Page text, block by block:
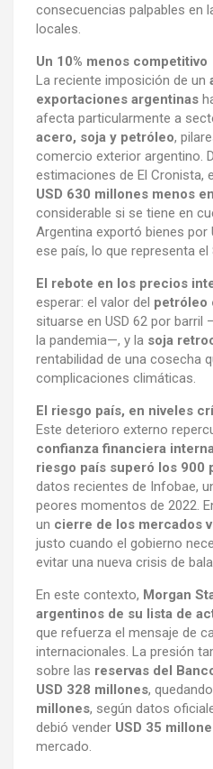
consecuencias palpables en
locales.
Un 10% menos competitivo
La reciente imposición de un
exportaciones argentinas
afecta particularmente a
acero, soja y petróleo,
comercio exterior argentino.
estimaciones de El Cronista,
USD 630 millones menos
considerable si se tiene en
Argentina exportó bienes por
ese país, lo que representa el
El rebote en los precios
esperar: el valor del petróleo
situarse en USD 62 por barril
la pandemia—, y la soja
rentabilidad de una cosecha
complicaciones climáticas.
El riesgo país, en niveles
Este deterioro externo
confianza financiera
riesgo país superó los 900
datos recientes de Infobae,
peores momentos de 2022.
un cierre de los mercados
justo cuando el gobierno
evitar una nueva crisis de
En este contexto, Morgan
argentinos de su lista de
que refuerza el mensaje de
internacionales. La presión
sobre las reservas del
USD 328 millones,
millones, según datos
debió vender USD 35
mercado.